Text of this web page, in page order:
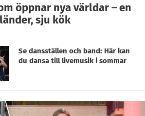
öppnar nya världar – en
sju kök
Se dansställen och band: Här kan
du dansa till livemusik i sommar